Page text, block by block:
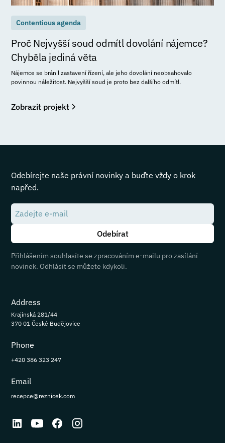
Contentious agenda
Proč Nejvyšší soud odmítl dovolání nájemce?
Chyběla jediná věta
Nájemce se bránil zastavení řízení, ale jeho dovolání neobsahovalo
povinnou náležitost. Nejvyšší soud je proto bez dalšího odmítl.
Zobrazit projekt
Odebírejte naše právní novinky a buďte vždy o krok
napřed.
Přihlášením souhlasíte se zpracováním e-mailu pro zasílání
novinek. Odhlásit se můžete kdykoli.
Address
Krajinská 281/44
370 01 České Budějovice
Phone
+420 386 323 247
Email
recepce@reznicek.com